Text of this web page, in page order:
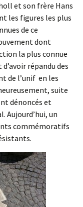
et son frère Hans
les figures les plus
de ce
dont
la plus connue
d’avoir répandu des
de l’unif en les
suite
dénoncés et
Aujourd’hui, un
commémoratifs